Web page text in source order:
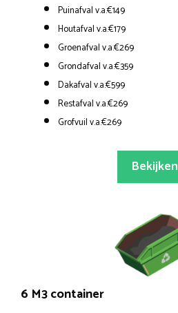
Puinafval v.a.€149
Houtafval v.a.€179
Groenafval v.a.€269
Grondafval v.a.€359
Dakafval v.a.€599
Restafval v.a.€269
Grofvuil v.a.€269
Bekijken
6 M3 container